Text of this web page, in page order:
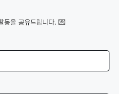
동을 공유드립니다. 💌